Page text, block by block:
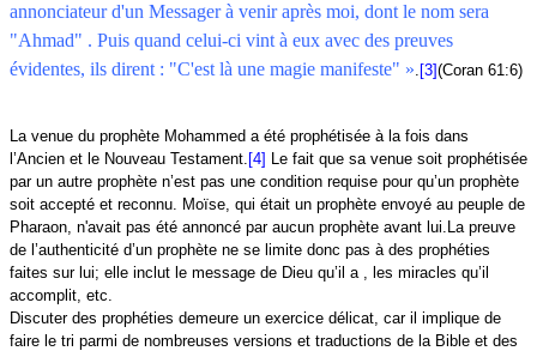
annonciateur d'un Messager à venir après moi, dont le nom sera
"Ahmad" . Puis quand celui-ci vint à eux avec des preuves
évidentes, ils dirent : "C'est là une magie manifeste" ». [3](Coran 61:6)
La venue du prophète Mohammed a été prophétisée à la fois dans
l’Ancien et le Nouveau Testament. [4] Le fait que sa venue soit prophétisée
par un autre prophète n’est pas une condition requise pour qu’un prophète
soit accepté et reconnu. Moïse, qui était un prophète envoyé au peuple de
Pharaon, n'avait pas été annoncé par aucun prophète avant lui.La preuve
de l’authenticité d’un prophète ne se limite donc pas à des prophéties
faites sur lui; elle inclut le message de Dieu qu’il a , les miracles qu’il
accomplit, etc.
Discuter des prophéties demeure un exercice délicat, car il implique de
faire le tri parmi de nombreuses versions et traductions de la Bible et des